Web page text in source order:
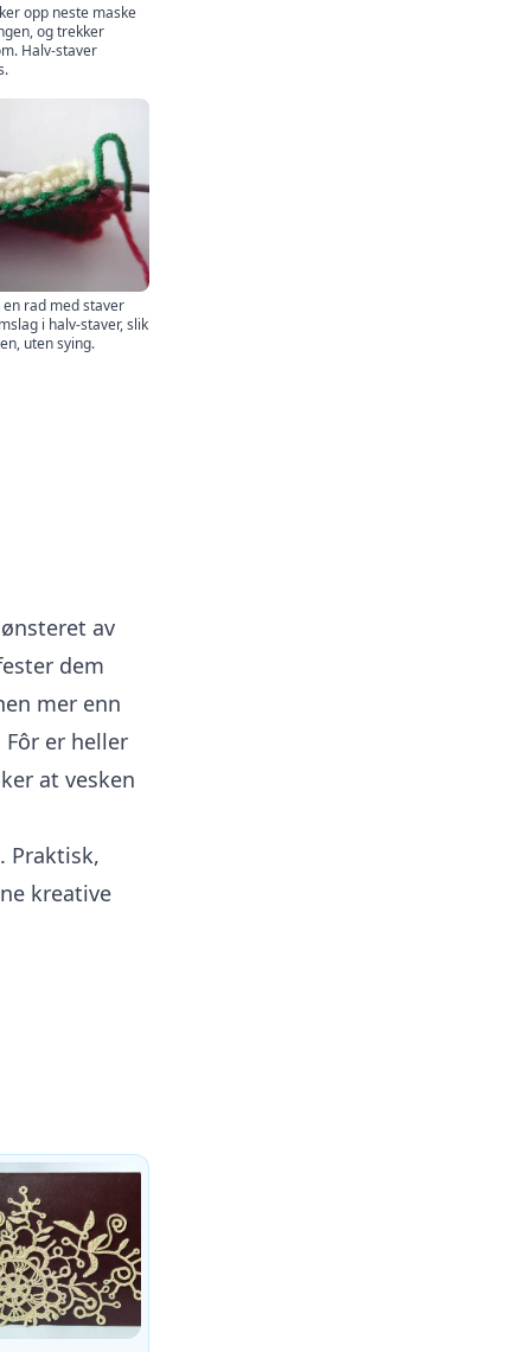
opp neste maske
og trekker
Halv-staver
rad med staver
i halv-staver, slik
uten sying.
av
dem
mer enn
er heller
at vesken
Praktisk,
kreative